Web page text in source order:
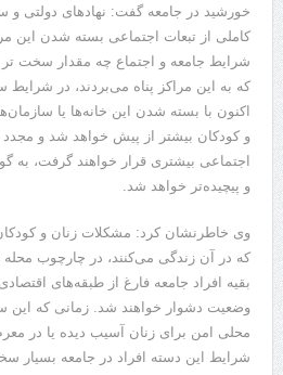
خورشید در جامعه گفت: نهادهای دولتی و
کاملی از تبعات اجتماعی بسته شدن این
شرایط جامعه و اجتماع چه مقدار سخت
که به این مراکز پناه می‌بردند، در
اکنون با بسته شدن این خانه‌ها یا
و کودکان بیشتر از پیش خواهد شد و
اجتماعی بیشتری قرار خواهند گرفت، به
و پیچیده‌تر خواهد شد.
وی خاطرنشان کرد: مشکلات زنان و
که در آن زندگی می‌کنند، در چارچوب محله
بقیه افراد جامعه فارغ از طبقه‌های
وضعیت دشوار خواهند شد. زمانی که این
محلی امن برای زنان آسیب دیده یا در
شرایط این دسته افراد در جامعه بسیار